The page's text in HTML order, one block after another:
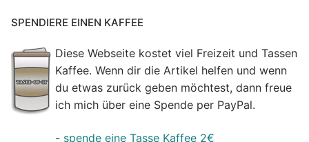
SPENDIERE EINEN KAFFEE
Diese Webseite kostet viel Freizeit und Tassen
Kaffee. Wenn dir die Artikel helfen und wenn
du etwas zurück geben möchtest, dann freue
ich mich über eine Spende per PayPal.
- spende eine Tasse Kaffee 2€